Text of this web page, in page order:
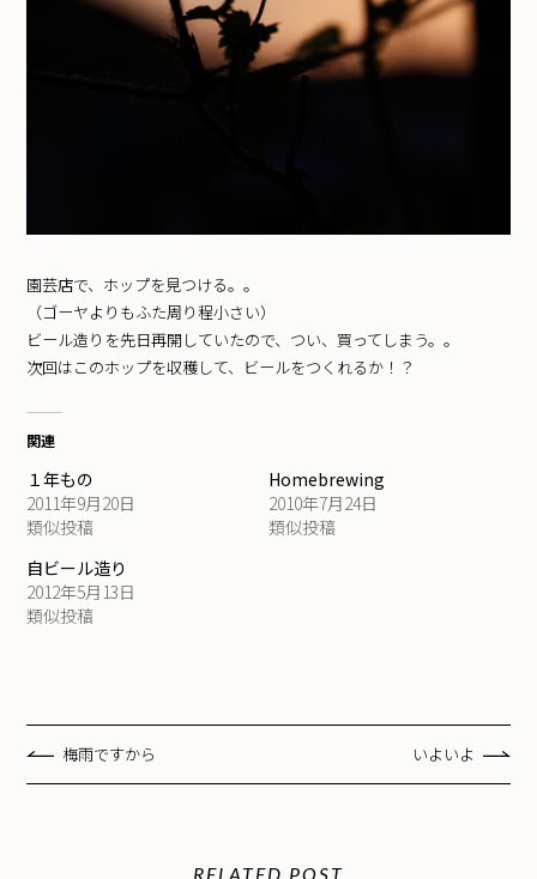
園芸店で、ホップを見つける。。
（ゴーヤよりもふた周り程小さい）
ビール造りを先日再開していたので、つい、買ってしまう。。
次回はこのホップを収穫して、ビールをつくれるか！？
関連
１年もの
2011年9月20日
類似投稿
Homebrewing
2010年7月24日
類似投稿
自ビール造り
2012年5月13日
類似投稿
梅雨ですから いよいよ
RELATED POST